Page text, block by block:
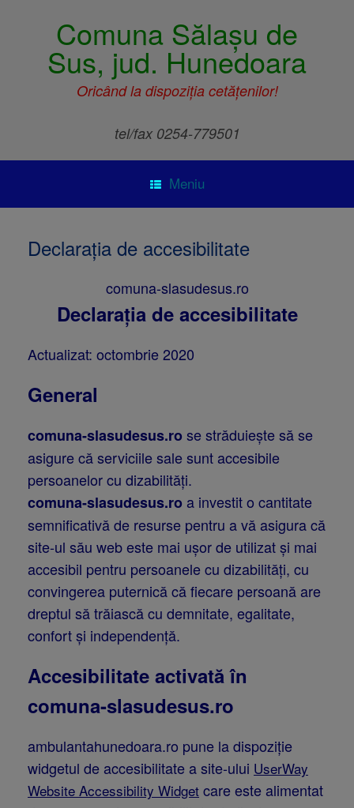
Comuna Sălașu de
Sus, jud. Hunedoara
Oricând la dispoziția cetățenilor!
tel/fax 0254-779501
Meniu
Declarația de accesibilitate
comuna-slasudesus.ro
Declarația de accesibilitate
Actualizat: octombrie 2020
General
comuna-slasudesus.ro se străduiește să se
asigure că serviciile sale sunt accesibile
persoanelor cu dizabilități.
comuna-slasudesus.ro a investit o cantitate
semnificativă de resurse pentru a vă asigura că
site-ul său web este mai ușor de utilizat și mai
accesibil pentru persoanele cu dizabilități, cu
convingerea puternică că fiecare persoană are
dreptul să trăiască cu demnitate, egalitate,
confort și independență.
Accesibilitate activată în
comuna-slasudesus.ro
ambulantahunedoara.ro pune la dispoziție
widgetul de accesibilitate a site-ului UserWay
Website Accessibility Widget care este alimentat